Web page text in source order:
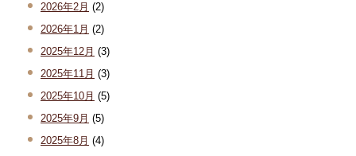
2026年2月 (2)
2026年1月 (2)
2025年12月 (3)
2025年11月 (3)
2025年10月 (5)
2025年9月 (5)
2025年8月 (4)